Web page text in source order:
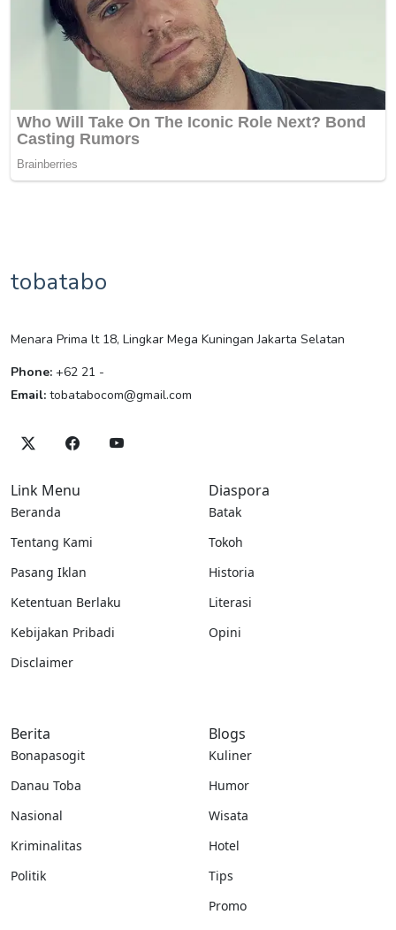
tobatabo
Menara Prima lt 18, Lingkar Mega Kuningan Jakarta Selatan
Phone: +62 21 -
Email: tobatabocom@gmail.com
Link Menu
Beranda
Tentang Kami
Pasang Iklan
Ketentuan Berlaku
Kebijakan Pribadi
Disclaimer
Diaspora
Batak
Tokoh
Historia
Literasi
Opini
Berita
Bonapasogit
Danau Toba
Nasional
Kriminalitas
Politik
Blogs
Kuliner
Humor
Wisata
Hotel
Tips
Promo